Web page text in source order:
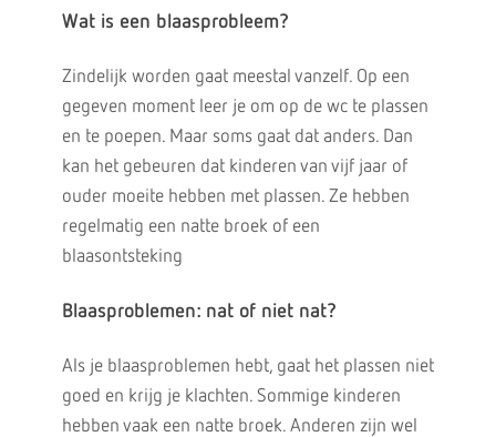
Wat is een blaasprobleem?
Zindelijk worden gaat meestal vanzelf. Op een
gegeven moment leer je om op de wc te plassen
en te poepen. Maar soms gaat dat anders. Dan
kan het gebeuren dat kinderen van vijf jaar of
ouder moeite hebben met plassen. Ze hebben
regelmatig een natte broek of een
blaasontsteking
Blaasproblemen: nat of niet nat?
Als je blaasproblemen hebt, gaat het plassen niet
goed en krijg je klachten. Sommige kinderen
hebben vaak een natte broek. Anderen zijn wel